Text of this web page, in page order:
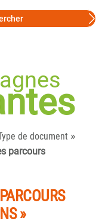
de document »
parcours
»